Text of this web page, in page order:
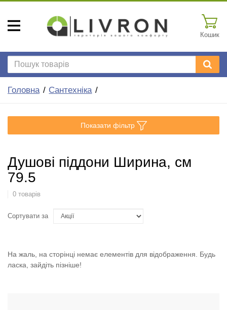
Кошик
Головна Сантехніка
Показати фільтр
Душові піддони Ширина, см
79.5
0 товарів
Сортувати за
На жаль, на сторінці немає елементів для відображення. Будь
ласка, зайдіть пізніше!